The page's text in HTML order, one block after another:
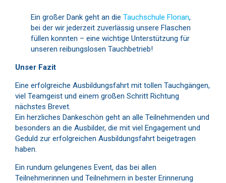
Ein großer Dank geht an dieTauchschule Florian,
bei der wir jederzeit zuverlässig unsere Flaschen
füllen konnten – eine wichtige Unterstützung für
unseren reibungslosen Tauchbetrieb!
Unser Fazit
Eine erfolgreiche Ausbildungsfahrt mit tollen Tauchgängen,
viel Teamgeist und einem großen Schritt Richtung
nächstes Brevet.
Ein herzliches Dankeschön geht an alle Teilnehmenden und
besonders an die Ausbilder, die mit viel Engagement und
Geduld zur erfolgreichen Ausbildungsfahrt beigetragen
haben.
Ein rundum gelungenes Event, das bei allen
Teilnehmerinnen und Teilnehmern in bester Erinnerung